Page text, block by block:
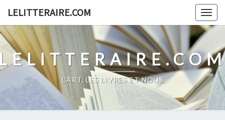
content
LELITTERAIRE.COM
L'ART, LES LIVRES ET NOUS